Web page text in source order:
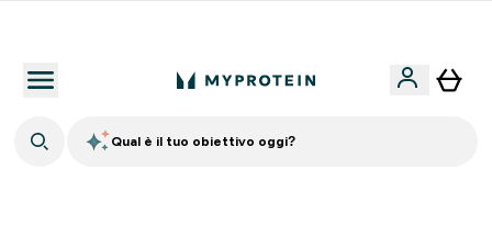
Qual è il tuo obiettivo oggi?